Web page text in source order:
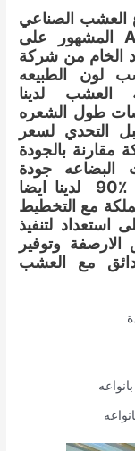
العشب الصناعي
المستورد لمؤسستنا من مصنع AVG المشهور على
الخام من شركة
لون الطبيعه
العشب لدينا
طول الشعره
نقبل التحدي لسعر
بالجودة
عن 5 سنوات البضاعه جودة
عالية٪100 قريب من الطبيعه بنسبة ٪90 لدينا ايضا
مع التخطيط
استعداد لتنفيذ
وتوفير
مع العشب